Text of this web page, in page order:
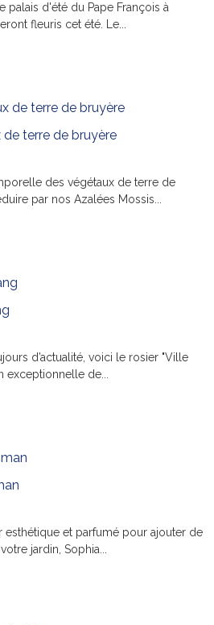
palais d'été du Pape François à
fleuris cet été. Le...
terre de bruyère
des végétaux de terre de
par nos Azalées Mossis...
d’actualité, voici le rosier "Ville
exceptionnelle de...
esthétique et parfumé pour ajouter de
jardin, Sophia...